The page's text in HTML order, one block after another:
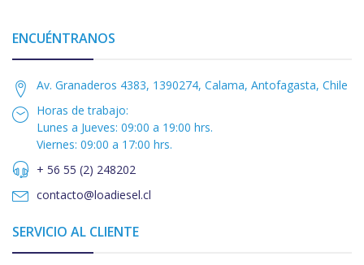
ENCUÉNTRANOS
Av. Granaderos 4383, 1390274, Calama, Antofagasta, Chile
Horas de trabajo:
Lunes a Jueves: 09:00 a 19:00 hrs.
Viernes: 09:00 a 17:00 hrs.
+ 56 55 (2) 248202
contacto@loadiesel.cl
SERVICIO AL CLIENTE